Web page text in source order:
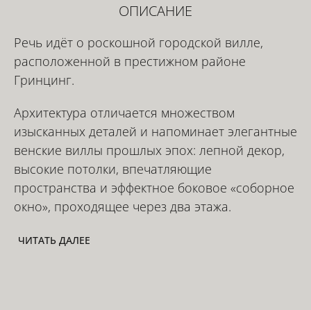
ОПИСАНИЕ
Речь идёт о роскошной городской вилле,
расположенной в престижном районе
Гринцинг.
Архитектура отличается множеством
изысканных деталей и напоминает элегантные
венские виллы прошлых эпох: лепной декор,
высокие потолки, впечатляющие
пространства и эффектное боковое «соборное
окно», проходящее через два этажа.
ЧИТАТЬ ДАЛЕЕ